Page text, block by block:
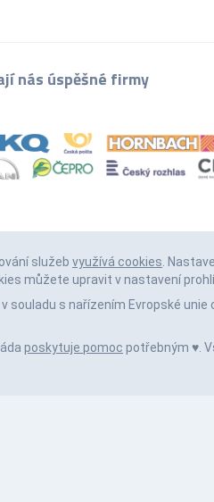
nás úspěšné firmy
služeb využívá cookies.
můžete upravit v nastavení
souladu s nařízením Evropské unie
poskytuje pomoc potřebným ♥️.